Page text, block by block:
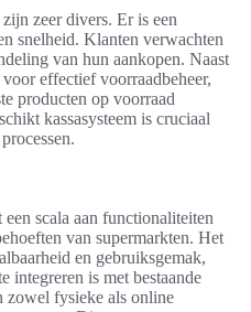
zeer divers. Er is een
snelheid. Klanten verwachten
van hun aankopen. Naast
effectief voorraadbeheer,
producten op voorraad
kassasysteem is cruciaal
een scala aan functionaliteiten
van supermarkten. Het
en gebruiksgemak,
integreren is met bestaande
zowel fysieke als online